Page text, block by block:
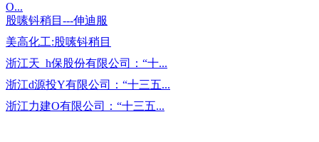
O...
股嗉钭稍目---伸迪服
美高化工:股嗉钭稍目
浙江天_h保股份有限公司：“十...
浙江d源投Y有限公司：“十三五...
浙江力建O有限公司：“十三五...